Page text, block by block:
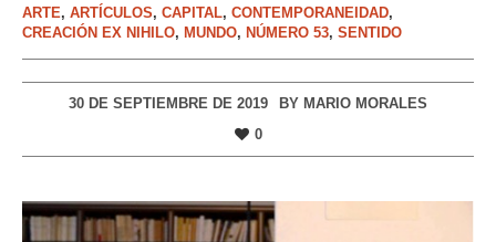
ARTE, ARTÍCULOS, CAPITAL, CONTEMPORANEIDAD,
CREACIÓN EX NIHILO, MUNDO, NÚMERO 53, SENTIDO
30 DE SEPTIEMBRE DE 2019 BY MARIO MORALES
0